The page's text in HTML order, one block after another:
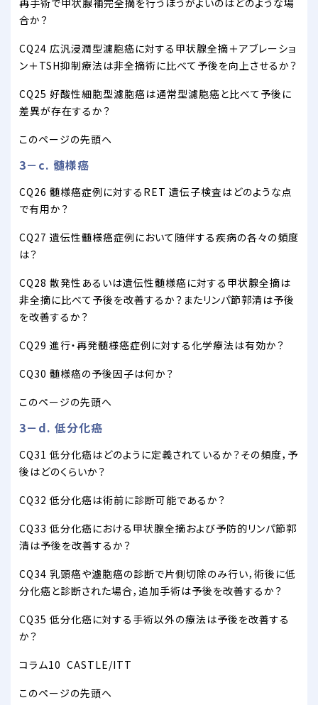
再手術で甲状腺補完全摘を行うほうがよいのはどのような場
合か？
CQ24 広汎浸潤型濾胞癌に対する甲状腺全摘＋アブレーショ
ン＋TSH抑制療法は非全摘術に比べて予後を向上させるか？
CQ25 好酸性細胞型濾胞癌は通常型濾胞癌と比べて予後に
差異が存在するか？
このページの先頭へ
3－c. 髄様癌
CQ26 髄様癌症例に対するRET 遺伝子検査はどのような点
で有用か？
CQ27 遺伝性髄様癌症例において随伴する疾病の各々の頻度
は？
CQ28 散発性あるいは遺伝性髄様癌に対する甲状腺全摘は
非全摘に比べて予後を改善するか？またリンパ節郭清は予後
を改善するか？
CQ29 進行・再発髄様癌症例に対する化学療法は有効か？
CQ30 髄様癌の予後因子は何か？
このページの先頭へ
3－d. 低分化癌
CQ31 低分化癌はどのように定義されているか？その頻度，予
後はどのくらいか？
CQ32 低分化癌は術前に診断可能であるか？
CQ33 低分化癌における甲状腺全摘および予防的リンパ節郭
清は予後を改善するか？
CQ34 乳頭癌や瀘胞癌の診断で片側切除のみ行い，術後に低
分化癌と診断された場合，追加手術は予後を改善するか？
CQ35 低分化癌に対する手術以外の療法は予後を改善する
か？
コラム10 CASTLE/ITT
このページの先頭へ